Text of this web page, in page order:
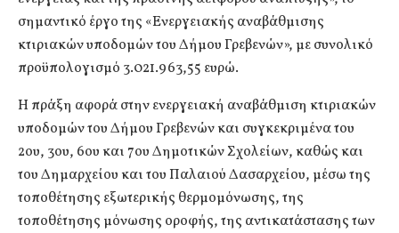
σημαντικό έργο της «Ενεργειακής αναβάθμισης
κτιριακών υποδομών του Δήμου Γρεβενών», με συνολικό
προϋπολογισμό 3.021.963,55 ευρώ.
Η πράξη αφορά στην ενεργειακή αναβάθμιση κτιριακών
υποδομών του Δήμου Γρεβενών και συγκεκριμένα του
2ου, 3ου, 6ου και 7ου Δημοτικών Σχολείων, καθώς και
του Δημαρχείου και του Παλαιού Δασαρχείου, μέσω της
τοποθέτησης εξωτερικής θερμομόνωσης, της
τοποθέτησης μόνωσης οροφής, της αντικατάστασης των